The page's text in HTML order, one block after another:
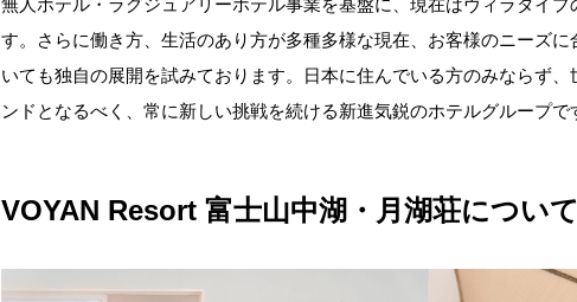
無人ホテル・ラグジュアリーホテル事業を基盤に、現在はヴィラタイプ
す。さらに働き方、生活のあり方が多種多様な現在、お客様のニーズ
いても独自の展開を試みております。日本に住んでいる方のみならず
ンドとなるべく、常に新しい挑戦を続ける新進気鋭のホテルグループで
VOYAN Resort 富士山中湖・月湖荘について